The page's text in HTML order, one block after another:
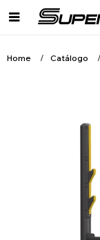

Home Catálogo